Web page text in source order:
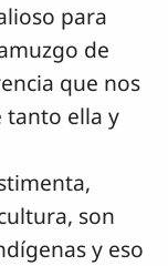
para
de
que nos
tanto ella y
son
y eso